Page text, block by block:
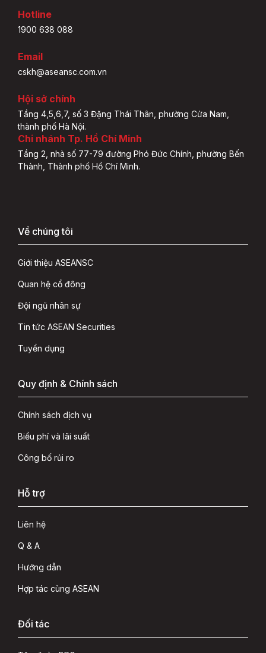
Hotline
1900 638 088
Email
cskh@aseansc.com.vn
Hội sở chính
Tầng 4,5,6,7, số 3 Đặng Thái Thân, phường Cửa Nam,
thành phố Hà Nội.
Chi nhánh Tp. Hồ Chí Minh
Tầng 2, nhà số 77-79 đường Phó Đức Chính, phường Bến
Thành, Thành phố Hồ Chí Minh.
Về chúng tôi
Giới thiệu ASEANSC
Quan hệ cổ đông
Đội ngũ nhân sự
Tin tức ASEAN Securities
Tuyển dụng
Quy định & Chính sách
Chính sách dịch vụ
Biểu phí và lãi suất
Công bố rủi ro
Hỗ trợ
Liên hệ
Q & A
Hướng dẫn
Hợp tác cùng ASEAN
Đối tác